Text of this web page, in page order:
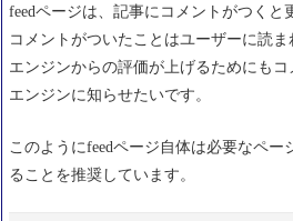
feedページは、記事にコメントがつくと
コメントがついたことはユーザーに読
エンジンからの評価が上げるためにも
エンジンに知らせたいです。
このようにfeedページ自体は必要なペー
ることを推奨しています。